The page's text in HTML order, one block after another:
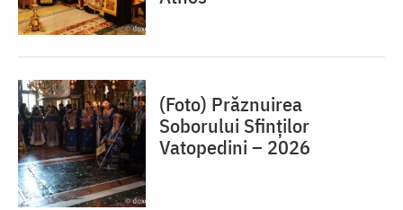
(Foto) Prăznuirea
Soborului Sfinților
Vatopedini – 2026